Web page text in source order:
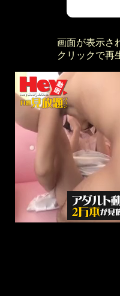
画面が表示さ
クリックで再